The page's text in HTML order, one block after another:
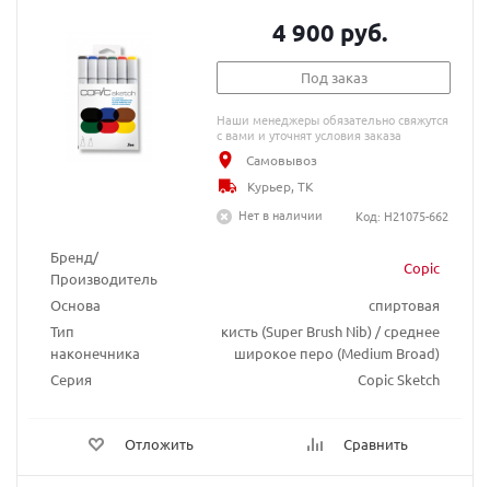
Бренд/
Производитель
Copic
Основа
спиртовая
Тип
наконечника
кисть (Super Brush Nib) / среднее
широкое перо (Medium Broad)
Серия
Copic Sketch
Отложить Сравнить
4 900 руб.
Под заказ
Наши менеджеры обязательно свяжутся
с вами и уточнят условия заказа
Самовывоз
Курьер, ТК
Нет в наличии
Код: H21075-662